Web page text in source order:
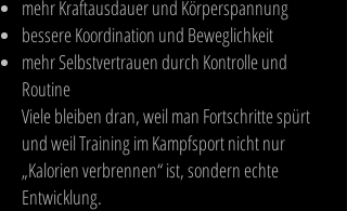
mehr Kraftausdauer und Körperspannung
bessere Koordination und Beweglichkeit
mehr Selbstvertrauen durch Kontrolle und
Routine
Viele bleiben dran, weil man Fortschritte spürt
und weil Training im Kampfsport nicht nur
„Kalorien verbrennen“ ist, sondern echte
Entwicklung.